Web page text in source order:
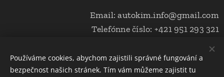
Email: autokim.info@gmail.com
Telefónne číslo: +421 951 293 321
Cookies
Používáme cookies, abychom zajistili správné fungování a
bezpečnost našich stránek. Tím vám můžeme zajistit tu